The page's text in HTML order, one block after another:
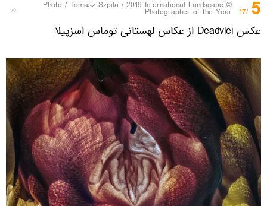
5
/17
© Photo /
Tomasz Szpila / 2019 International Landscape
Photographer of the Year
عکس Deadvlei از عکاس لهستانی توماس اسزپیلا